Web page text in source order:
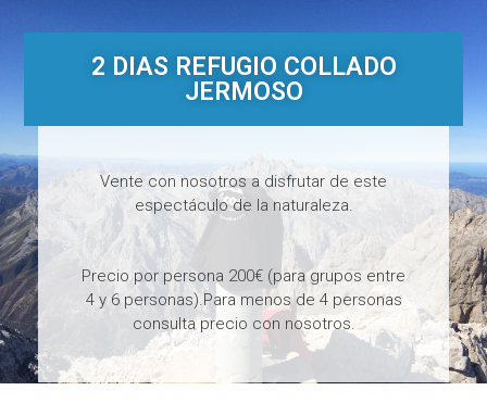
2 DIAS REFUGIO COLLADO
JERMOSO
Vente con nosotros a disfrutar de este
espectáculo de la naturaleza.
Precio por persona 200€ (para grupos entre
4 y 6 personas).Para menos de 4 personas
consulta precio con nosotros.